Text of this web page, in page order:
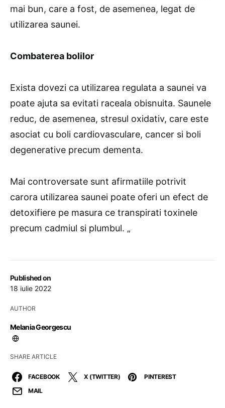
Published on
18 iulie 2022
AUTHOR
Melania Georgescu
SHARE ARTICLE
FACEBOOK X (TWITTER)
PINTEREST
MAIL
mai bun, care a fost, de asemenea, legat de
utilizarea saunei.
Combaterea bolilor
Exista dovezi ca utilizarea regulata a saunei va
poate ajuta sa evitati raceala obisnuita. Saunele
reduc, de asemenea, stresul oxidativ, care este
asociat cu boli cardiovasculare, cancer si boli
degenerative precum dementa.
Mai controversate sunt afirmatiile potrivit
carora utilizarea saunei poate oferi un efect de
detoxifiere pe masura ce transpirati toxinele
precum cadmiul si plumbul. „